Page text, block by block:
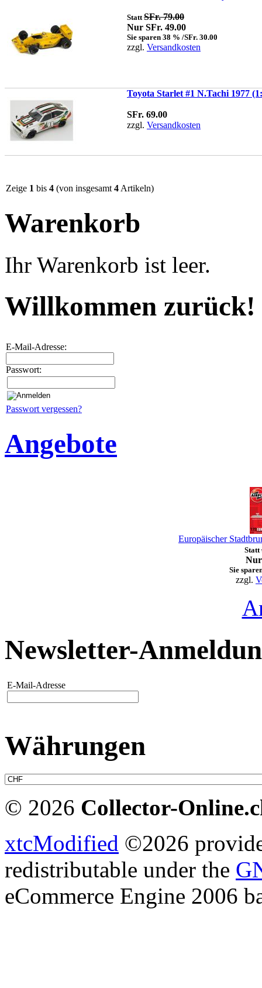
Statt SFr. 79.00
Nur SFr. 49.00
Sie sparen 38 % /SFr. 30.00
zzgl. Versandkosten
Toyota Starlet #1 N.Tachi 1977
SFr. 69.00
zzgl. Versandkosten
Zeige 1 bis 4 (von insgesamt 4 Artikeln)
Warenkorb
Ihr Warenkorb ist leer.
Willkommen zurück!
E-Mail-Adresse:
Passwort:
Passwort vergessen?
Angebote
Europäischer
Statt
Nur
Sie
zzgl.
Newsletter-
E-Mail-Adresse
Währungen
© 2026 Collector-
xtcModified ©2026
redistributable under the
eCommerce Engine 2006